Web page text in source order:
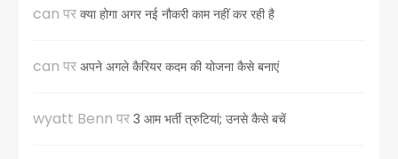
can पर क्या होगा अगर नई नौकरी काम नहीं कर रही है
can पर अपने अगले कैरियर कदम की योजना कैसे बनाएं
wyatt Benn पर 3 आम भर्ती त्रुटियां; उनसे कैसे बचें